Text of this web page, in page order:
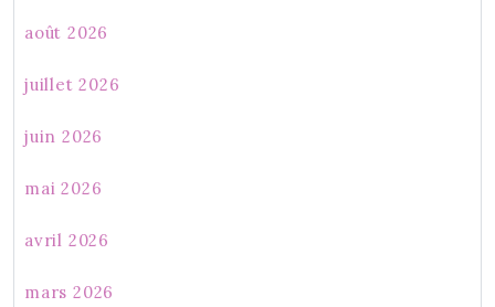
août 2026
juillet 2026
juin 2026
mai 2026
avril 2026
mars 2026